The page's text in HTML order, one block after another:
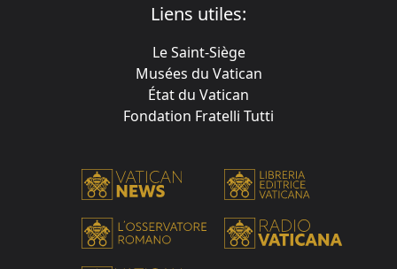
Liens utiles:
Le Saint-Siège
Musées du Vatican
État du Vatican
Fondation Fratelli Tutti